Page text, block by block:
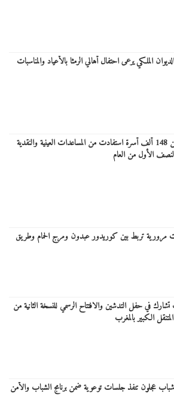
الملكي يرعى احتفال أهالي الرمثا بالأعياد والمناسبات
أكثر من 148 ألف أسرة استفادت من المساعدات العينية والنقدية
الأول من العام
مرورية تربط بين كوريدور عبدون ومرج الحمام وطريق
في حفل التدشين والافتتاح الرسمي للنسخة الثانية من
الكبير بالمغرب
عجلون تنفذ جلسات توعوية ضمن برنامج الشباب والأمن